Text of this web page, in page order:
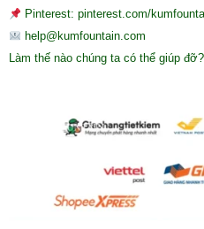
Pinterest: pinterest.com/
help@kumfountain.com
Làm thế nào chúng ta có thể giúp đỡ?